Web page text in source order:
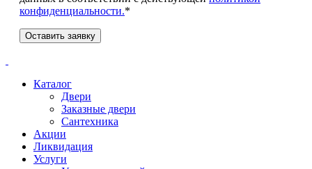
конфиденциальности.*
Каталог
Двери
Заказные двери
Сантехника
Акции
Ликвидация
Услуги